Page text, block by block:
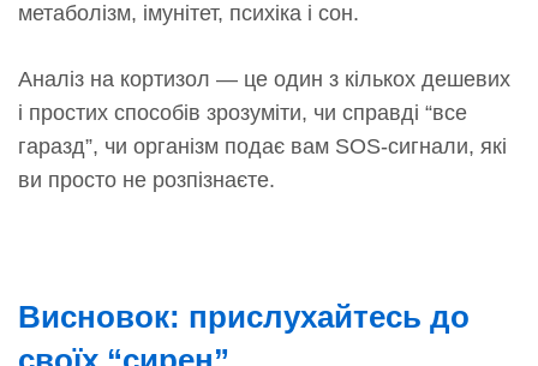
метаболізм, імунітет, психіка і сон.
Аналіз на кортизол — це один з кількох дешевих
і простих способів зрозуміти, чи справді “все
гаразд”, чи організм подає вам SOS-сигнали, які
ви просто не розпізнаєте.
Висновок: прислухайтесь до